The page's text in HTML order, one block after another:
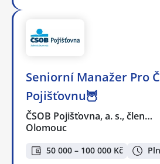
Seniorní Manažer Pro
Pojišťovnu🦉
ČSOB Pojišťovna, a. s., člen…
Olomouc
50 000 – 100 000 Kč